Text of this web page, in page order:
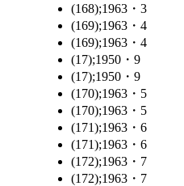
(168);1963・3
(169);1963・4
(169);1963・4
(17);1950・9
(17);1950・9
(170);1963・5
(170);1963・5
(171);1963・6
(171);1963・6
(172);1963・7
(172);1963・7